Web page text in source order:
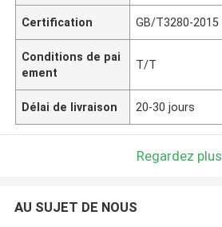
Certification GB/T3280-2015
Conditions de pai
ement
T/T
Délai de livraison 20-30 jours
Regardez plus
AU SUJET DE NOUS